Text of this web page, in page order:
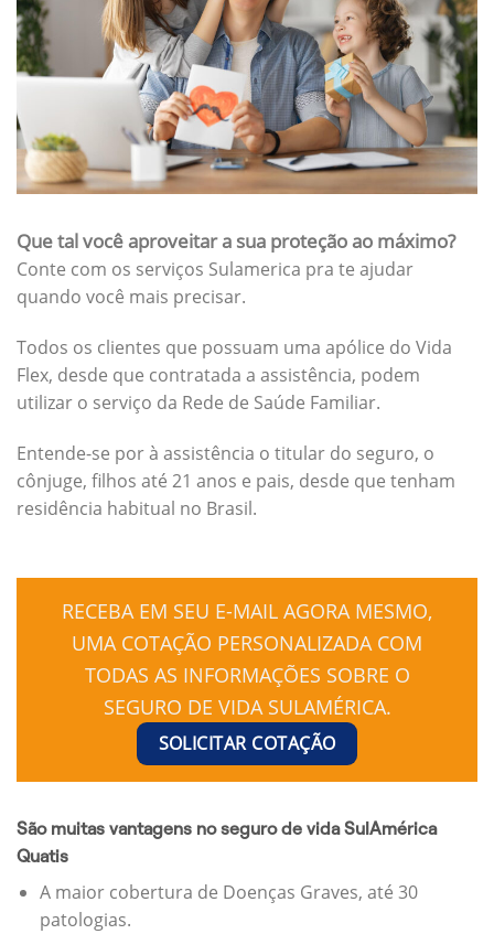
Que tal você aproveitar a sua proteção ao máximo?
Conte com os serviços Sulamerica pra te ajudar
quando você mais precisar.
Todos os clientes que possuam uma apólice do Vida
Flex, desde que contratada a assistência, podem
utilizar o serviço da Rede de Saúde Familiar.
Entende-se por à assistência o titular do seguro, o
cônjuge, filhos até 21 anos e pais, desde que tenham
residência habitual no Brasil.
RECEBA EM SEU E-MAIL AGORA MESMO,
UMA COTAÇÃO PERSONALIZADA COM
TODAS AS INFORMAÇÕES SOBRE O
SEGURO DE VIDA SULAMÉRICA.
SOLICITAR COTAÇÃO
São muitas vantagens no seguro de vida SulAmérica
Quatis
A maior cobertura de Doenças Graves, até 30
patologias.